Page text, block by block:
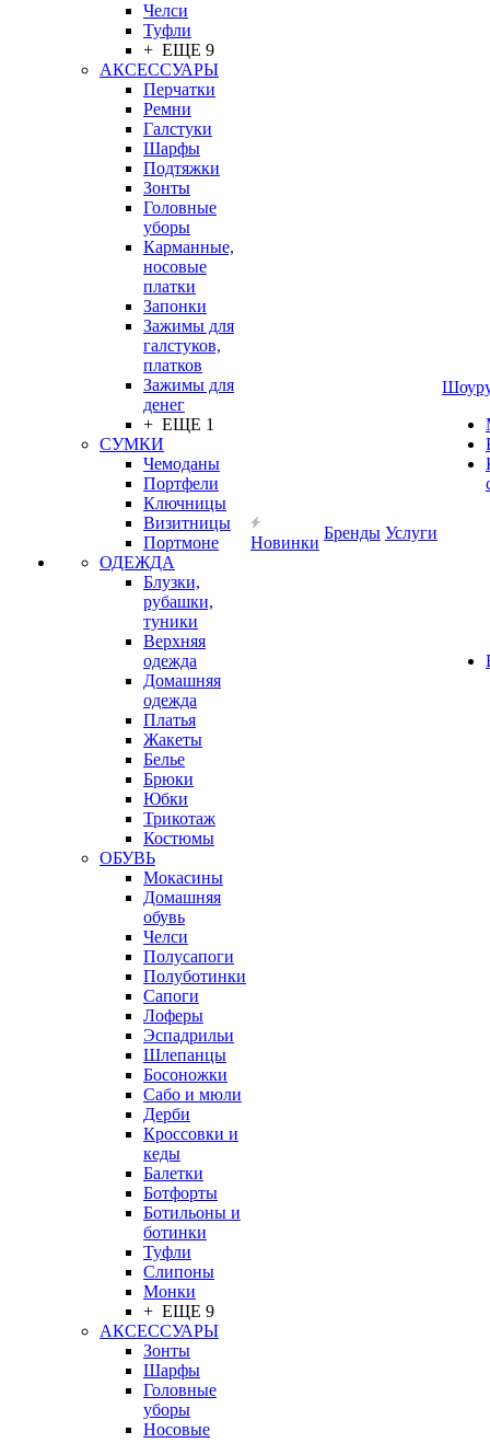
Челси
Туфли
+ ЕЩЕ 9
АКСЕССУАРЫ
Перчатки
Ремни
Галстуки
Шарфы
Подтяжки
Зонты
Головные
уборы
Карманные,
носовые
платки
Запонки
Зажимы для
галстуков,
платков
Зажимы для
денег
+ ЕЩЕ 1
СУМКИ
Чемоданы
Портфели
Ключницы
Визитницы
Портмоне
ОДЕЖДА
Блузки,
рубашки,
туники
Верхняя
одежда
Домашняя
одежда
Платья
Жакеты
Белье
Брюки
Юбки
Трикотаж
Костюмы
ОБУВЬ
Мокасины
Домашняя
обувь
Челси
Полусапоги
Полуботинки
Сапоги
Лоферы
Эспадрильи
Шлепанцы
Босоножки
Сабо и мюли
Дерби
Кроссовки и
кеды
Балетки
Ботфорты
Ботильоны и
ботинки
Туфли
Слипоны
Монки
+ ЕЩЕ 9
АКСЕССУАРЫ
Зонты
Шарфы
Головные
уборы
Носовые
Новинки
Бренды Услуги